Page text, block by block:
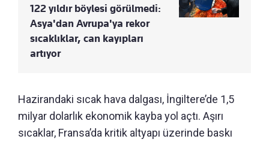
122 yıldır böylesi görülmedi:
Asya'dan Avrupa'ya rekor
sıcaklıklar, can kayıpları
artıyor
Hazirandaki sıcak hava dalgası, İngiltere’de 1,5
milyar dolarlık ekonomik kayba yol açtı. Aşırı
sıcaklar, Fransa’da kritik altyapı üzerinde baskı